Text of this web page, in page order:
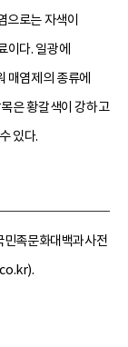
으로는 자색이
이다. 일광에
매염제의 종류에
은 황갈색이 강하고
있다.
족문화대백과사전